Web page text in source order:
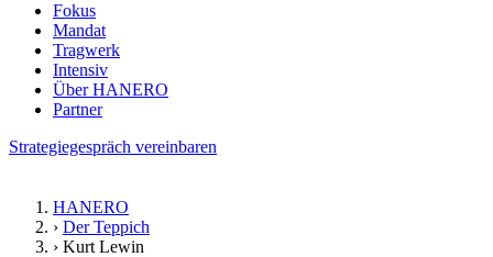
Fokus
Mandat
Tragwerk
Intensiv
Über HANERO
Partner
Strategiegespräch vereinbaren
HANERO
› Der Teppich
› Kurt Lewin